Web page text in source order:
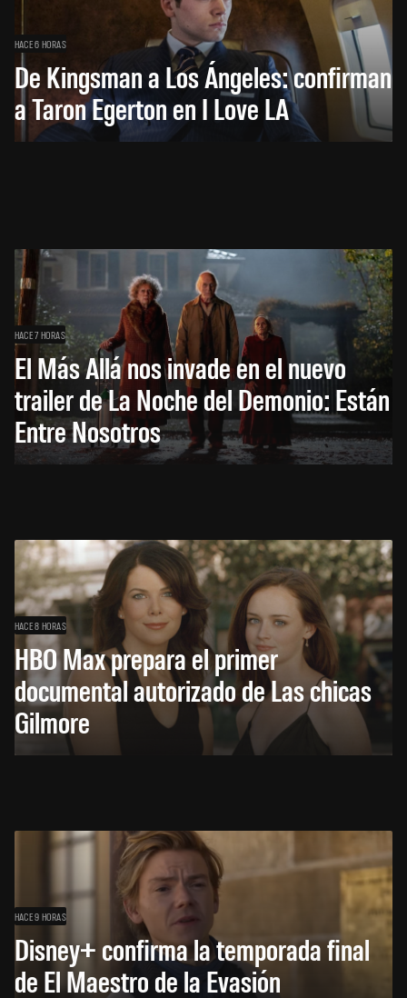
HACE 6 HORAS
De Kingsman a Los Ángeles: confirman
a Taron Egerton en I Love LA
HACE 7 HORAS
El Más Allá nos invade en el nuevo
trailer de La Noche del Demonio: Están
Entre Nosotros
HACE 8 HORAS
HBO Max prepara el primer
documental autorizado de Las chicas
Gilmore
HACE 9 HORAS
Disney+ confirma la temporada final
de El Maestro de la Evasión